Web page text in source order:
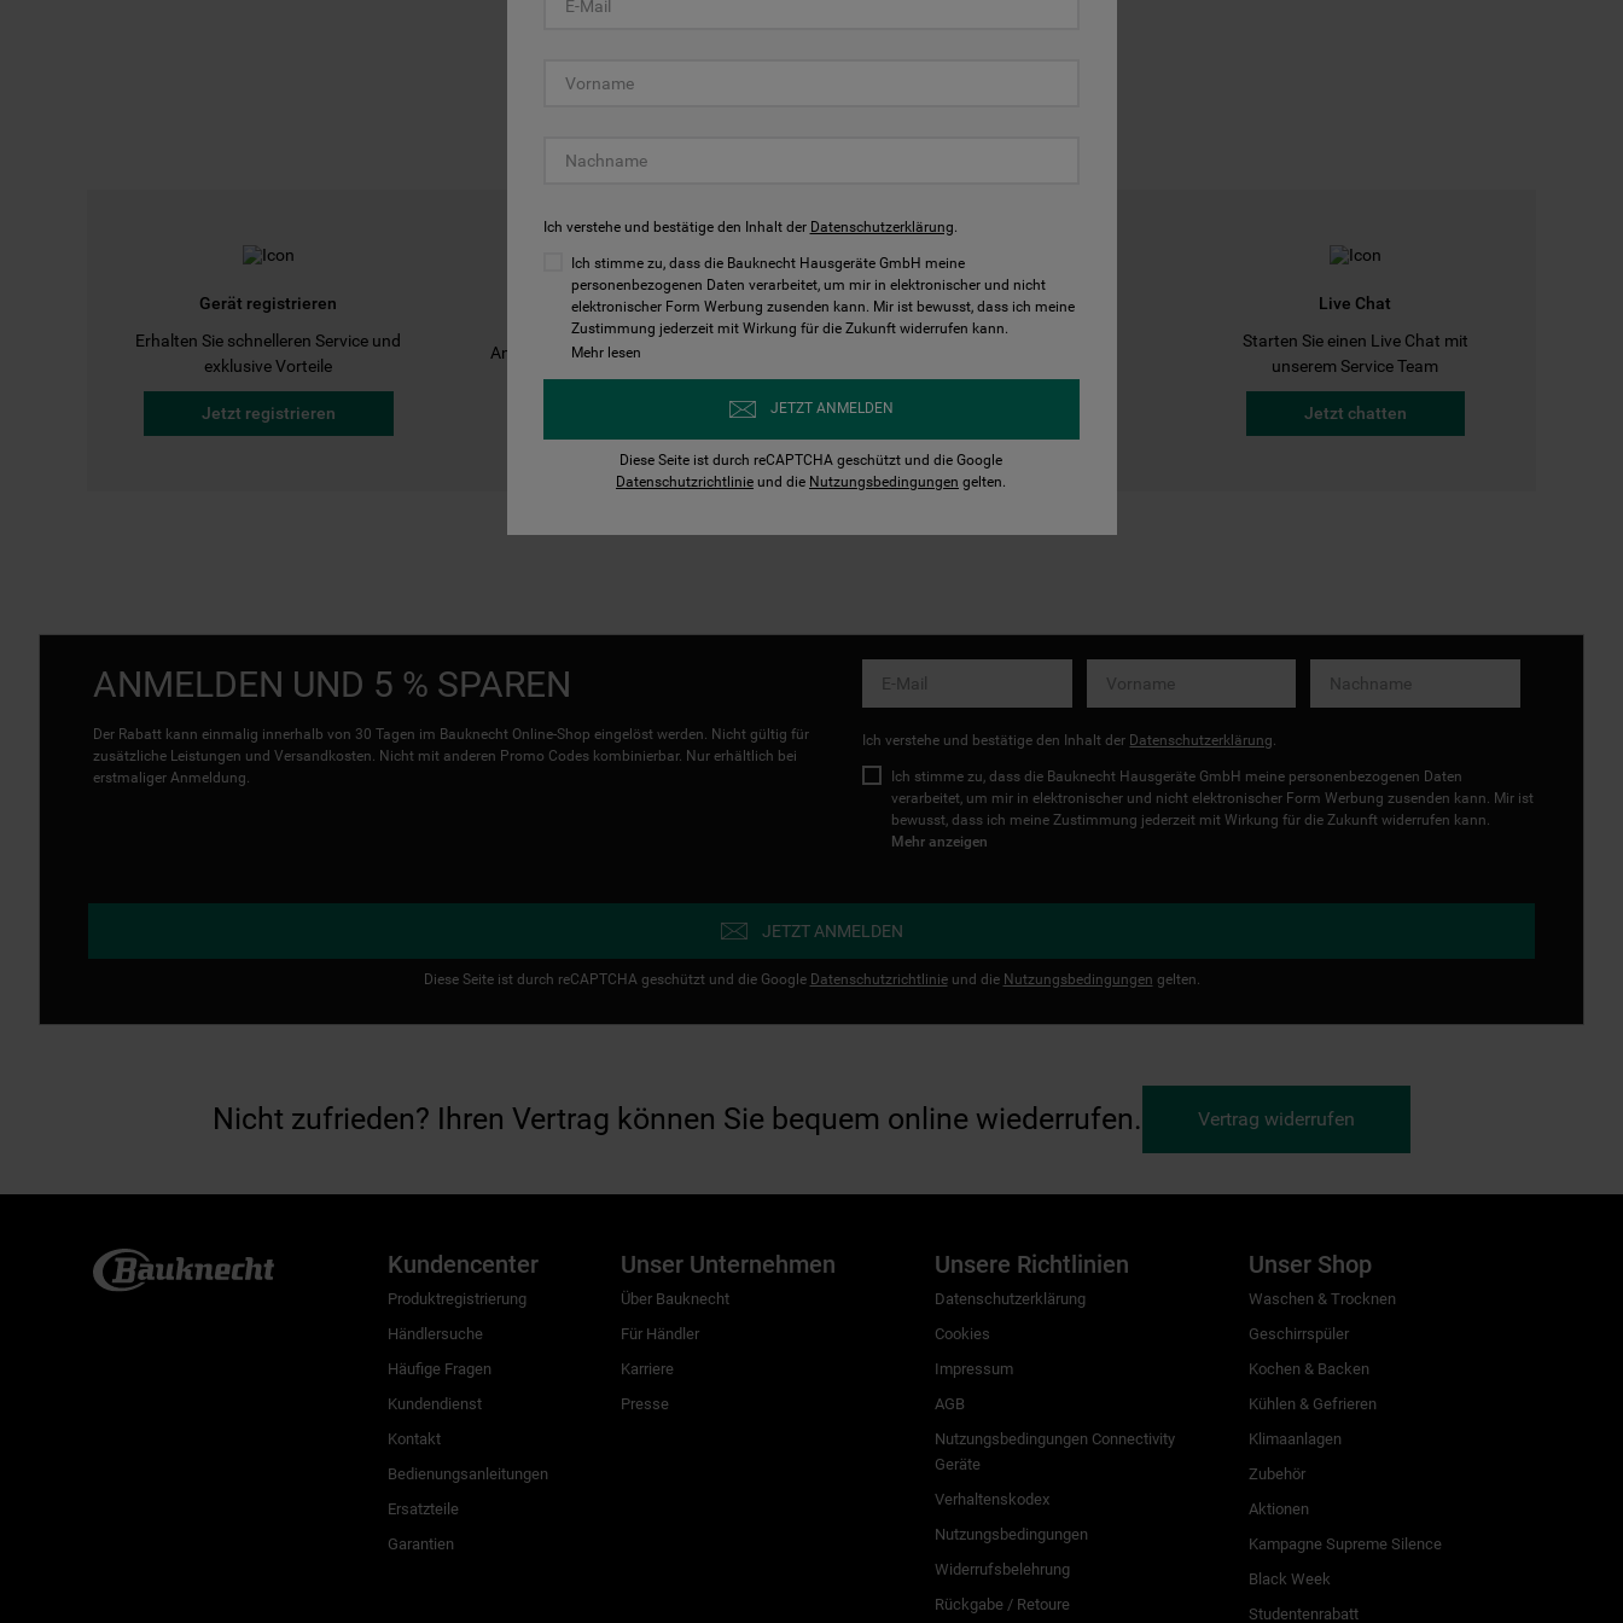
Gerät registrieren
Erhalten Sie schnelleren Service und
exklusive Vorteile
Jetzt registrieren
Bedienungsanleitungen
Anleitungen finden und herunterladen
Kontakt
Live Chat
Starten Sie einen Live Chat mit
unserem Service Team
Jetzt chatten
ANMELDEN UND 5 % SPAREN
Der Rabatt kann einmalig innerhalb von 30 Tagen im Bauknecht Online-Shop eingelöst werden. Nicht gültig für
zusätzliche Leistungen und Versandkosten. Nicht mit anderen Promo Codes kombinierbar. Nur erhältlich bei
erstmaliger Anmeldung.
Ich verstehe und bestätige den Inhalt der Datenschutzerklärung
Ich stimme zu, dass die Bauknecht Hausgeräte GmbH meine personenbezogenen Daten
verarbeitet, um mir in elektronischer und nicht elektronischer Form Werbung zusenden kann. Mir ist
bewusst, dass ich meine Zustimmung jederzeit mit Wirkung für die Zukunft widerrufen kann.
Mehr anzeigen
JETZT ANMELDEN
Diese Seite ist durch reCAPTCHA geschützt und die Google Datenschutzrichtlinieund die Nutzungsbedingungen gelten.
Nicht zufrieden? Ihren Vertrag können Sie bequem online wiederrufen. Vertrag widerrufen
Kundencenter
Produktregistrierung
Händlersuche
Häufige Fragen
Kundendienst
Kontakt
Bedienungsanleitungen
Ersatzteile
Garantien
Unser Unternehmen
Über Bauknecht
Für Händler
Karriere
Presse
Unsere Richtlinien
Datenschutzerklärung
Cookies
Impressum
AGB
Nutzungsbedingungen Connectivity
Geräte
Verhaltenskodex
Nutzungsbedingungen
Widerrufsbelehrung
Rückgabe / Retoure
Unser Shop
Waschen & Trocknen
Geschirrspüler
Kochen & Backen
Kühlen & Gefrieren
Klimaanlagen
Zubehör
Aktionen
Kampagne Supreme Silence
Black Week
Studentenrabatt
Ich verstehe und bestätige den Inhalt der Datenschutzerklärung.
Ich stimme zu, dass die Bauknecht Hausgeräte GmbH meine
personenbezogenen Daten verarbeitet, um mir in elektronischer und nicht
elektronischer Form Werbung zusenden kann. Mir ist bewusst, dass ich meine
Zustimmung jederzeit mit Wirkung für die Zukunft widerrufen kann.
Mehr lesen
JETZT ANMELDEN
Diese Seite ist durch reCAPTCHA geschützt und die Google
Datenschutzrichtlinie und die Nutzungsbedingungen gelten.